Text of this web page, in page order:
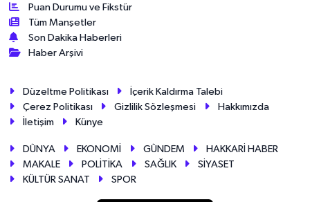
Puan Durumu ve Fikstür
Tüm Manşetler
Son Dakika Haberleri
Haber Arşivi
Düzeltme Politikası
İçerik Kaldırma Talebi
Çerez Politikası
Gizlilik Sözleşmesi
Hakkımızda
İletişim
Künye
DÜNYA EKONOMİ GÜNDEM
HAKKARİ HABER
MAKALE
POLİTİKA SAĞLIK
SİYASET
KÜLTÜR SANAT
SPOR